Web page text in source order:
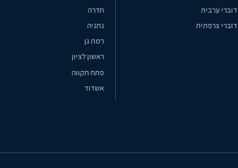
דוברי ערבית
דוברי צרפתית
חדרה
נתניה
רמת גן
ראשון לציון
פתח תקווה
אשדוד